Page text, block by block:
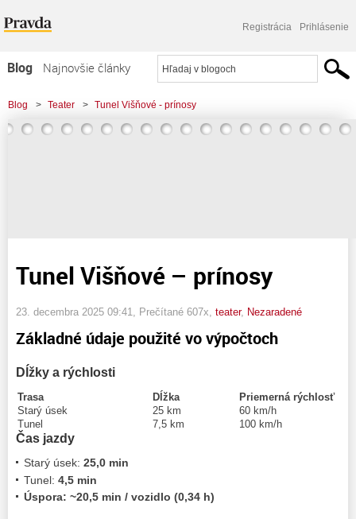
Registrácia Prihlásenie
Blog
Najnovšie články
Najčítanejšie články
Najkomentovanejšie články
Blog > Teater > Tunel Višňové - prínosy
Tunel Višňové – prínosy
23. decembra 2025 09:41 , Prečítané 607x, teater, Nezaradené
Základné údaje použité vo výpočtoch
Dĺžky a rýchlosti
Trasa Dĺžka
Priemerná rýchlosť
Starý úsek
25 km
60 km/h
Tunel
7,5 km 100 km/h
Čas jazdy
Starý úsek: 25,0 min
Tunel: 4,5 min
Úspora: ~20,5 min / vozidlo (0,34 h)